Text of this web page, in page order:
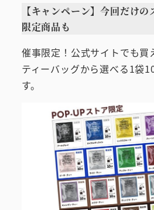
【キャンペーン】今回だけ
限定商品も
催事限定！公式サイトでも買
ティーバッグから選べる1袋
す。